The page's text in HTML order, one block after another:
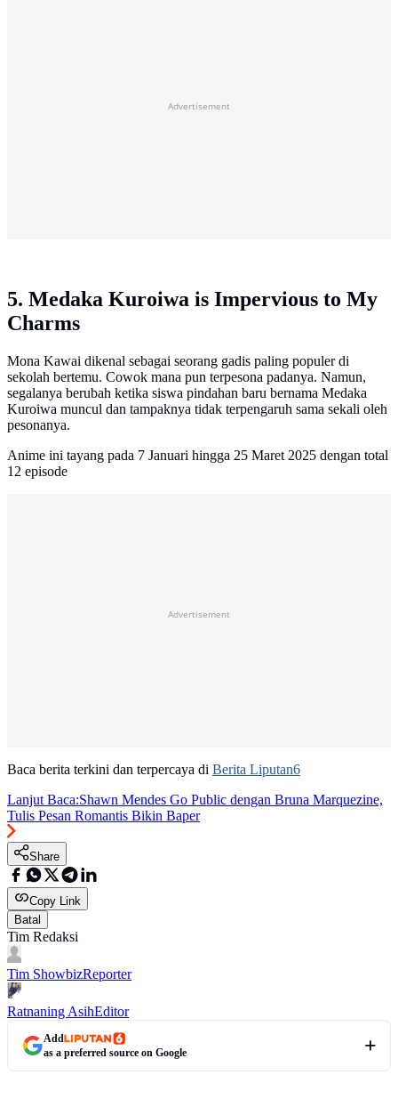
Advertisement
5. Medaka Kuroiwa is Impervious to My
Charms
Mona Kawai dikenal sebagai seorang gadis paling populer di
sekolah bertemu. Cowok mana pun terpesona padanya. Namun,
segalanya berubah ketika siswa pindahan baru bernama Medaka
Kuroiwa muncul dan tampaknya tidak terpengaruh sama sekali oleh
pesonanya.
Anime ini tayang pada 7 Januari hingga 25 Maret 2025 dengan total
12 episode
Advertisement
Baca berita terkini dan terpercaya di Berita Liputan6
Lanjut Baca:Shawn Mendes Go Public dengan Bruna Marquezine,
Tulis Pesan Romantis Bikin Baper
Share
Copy Link
Batal
Tim Redaksi
Tim ShowbizReporter
Ratnaning AsihEditor
Add
as a preferred source on Google